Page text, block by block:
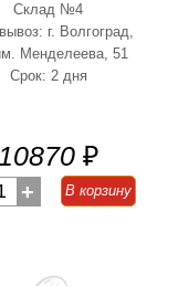
Склад №4
г. Волгоград,
Менделеева, 51
Срок: 2 дня
10870 ₽
+ В корзину